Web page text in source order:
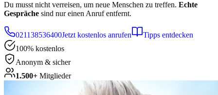
Du musst nicht verreisen, um neue Menschen zu treffen. Echte
Gespräche sind nur einen Anruf entfernt.
021138536400Jetzt kostenlos anrufen
Tipps entdecken
100% kostenlos
Anonym & sicher
1.500+ Mitglieder